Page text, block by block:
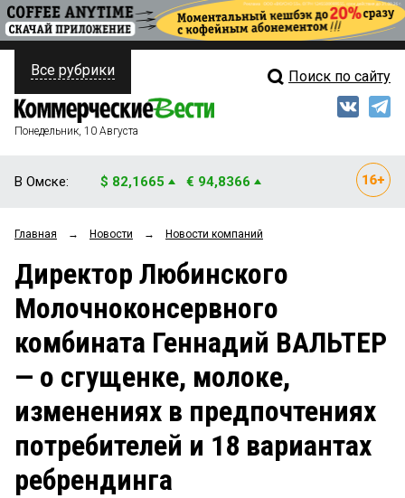
ПОЛИТИКА
ФИНАНСЫ
ОБЩЕСТВО
ЗАКОН
НОВОСТИ КОМПАНИЙ
СТИЛЬ ЖИЗНИ
Свежий выпуск
Мнения
Рейтинги
Блоги
Архив
Все рубрики Поиск по сайту
Понедельник, 10 Августа
В Омске: $ 82,1665 € 94,8366
Главная → Новости → Новости компаний
Директор Любинского
Молочноконсервного
комбината Геннадий ВАЛЬТЕР
— о сгущенке, молоке,
изменениях в предпочтениях
потребителей и 18 вариантах
ребрендинга